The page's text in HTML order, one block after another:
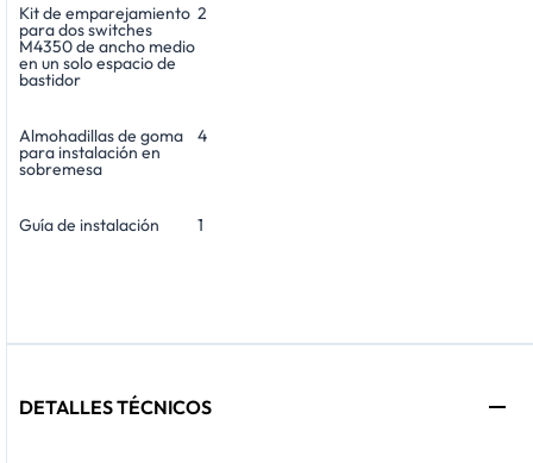
Kit de emparejamiento
para dos switches
M4350 de ancho medio
en un solo espacio de
bastidor
2
Almohadillas de goma
para instalación en
sobremesa
4
Guía de instalación 1
DETALLES TÉCNICOS